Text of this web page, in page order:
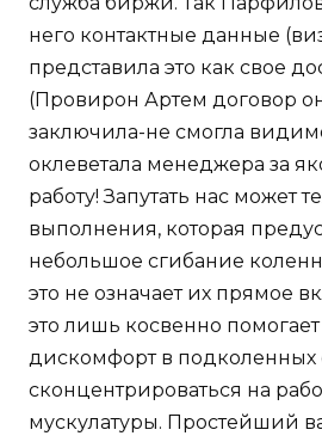
него контактные данные
представила это как свое
(Провирон Артем договор
заключила-не смогла
оклеветала менеджера за
работу! Запутать нас может
выполнения, которая
небольшое сгибание
это не означает их прямое
это лишь косвенно
дискомфорт в подколенных
сконцентрироваться на
мускулатуры. Простейший